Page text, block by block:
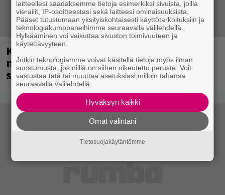
Kent mainittu, ja syystä: kovassa
nosteessa olevan ruotsalaisyhtye
saapuu Suomeen
laitteellesi saadaksemme tietoja esimerkiksi sivuista, joilla
vierailit, IP-osoitteestasi sekä laitteesi ominaisuuksista.
Pääset tutustumaan yksityiskohtaisesti käyttötarkoituksiin ja
teknologiakumppaneihimme seuraavalla välilehdellä.
Hylkääminen voi vaikuttaa sivuston toimivuuteen ja
käytettävyyteen.
Jotkin teknologiamme voivat käsitellä tietoja myös ilman
suostumusta, jos niillä on siihen oikeutettu peruste. Voit
vastustaa tätä tai muuttaa asetuksiasi milloin tahansa
seuraavalla välilehdellä.
Hyväksyn kaikki
Omat valintani
Tietosuojakäytäntömme